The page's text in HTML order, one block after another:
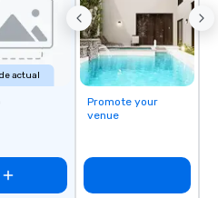
actual
Promote your
venue